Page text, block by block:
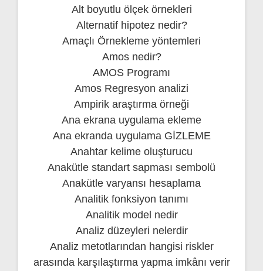
Alt boyutlu ölçek örnekleri
Alternatif hipotez nedir?
Amaçlı Örnekleme yöntemleri
Amos nedir?
AMOS Programı
Amos Regresyon analizi
Ampirik araştırma örneği
Ana ekrana uygulama ekleme
Ana ekranda uygulama GİZLEME
Anahtar kelime oluşturucu
Anakütle standart sapması sembolü
Anakütle varyansı hesaplama
Analitik fonksiyon tanımı
Analitik model nedir
Analiz düzeyleri nelerdir
Analiz metotlarından hangisi riskler
arasında karşılaştırma yapma imkânı verir